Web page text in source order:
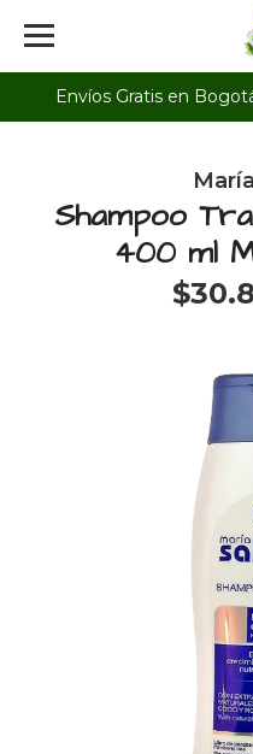
Envíos Gratis en
Shampoo
400 ml